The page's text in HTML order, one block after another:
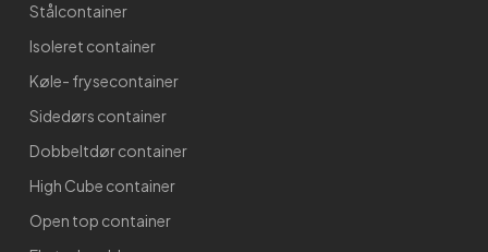
Stålcontainer
Isoleret container
Køle- frysecontainer
Sidedørs container
Dobbeltdør container
High Cube container
Open top container